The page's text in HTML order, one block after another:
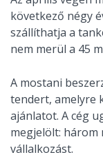
következő négy
szállíthatja a
nem merül a 45
A mostani
tendert, amelyre
ajánlatot. A cég
megjelölt: három
vállalkozást.